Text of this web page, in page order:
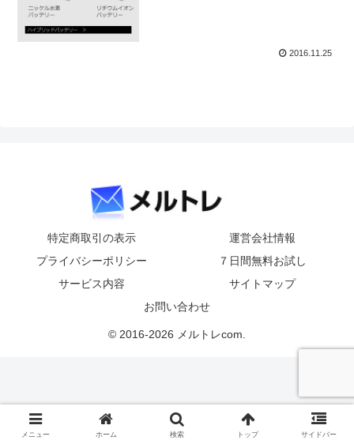
2016.11.25
特定商取引の表示
運営会社情報
プライバシーポリシー
７日間無料お試し
サービス内容
サイトマップ
お問い合わせ
© 2016-2026 メルトレcom.
メニュー ホーム 検索 トップ サイドバー